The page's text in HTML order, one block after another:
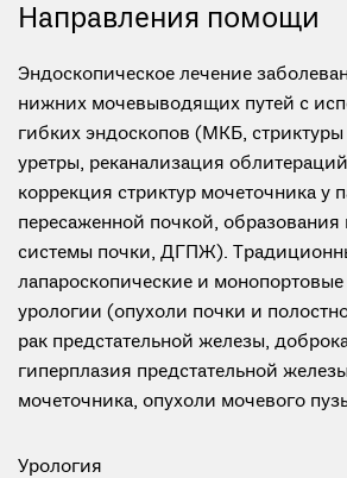
Направления помощи
Эндоскопическое лечение
нижних мочевыводящих путей с
гибких эндоскопов (МКБ,
уретры, реканализация
коррекция стриктур мочеточника у
пересаженной почкой, образования
системы почки, ДГПЖ).
лапароскопические и
урологии (опухоли почки и
рак предстательной железы,
гиперплазия предстательной
мочеточника, опухоли мочевого
Урология